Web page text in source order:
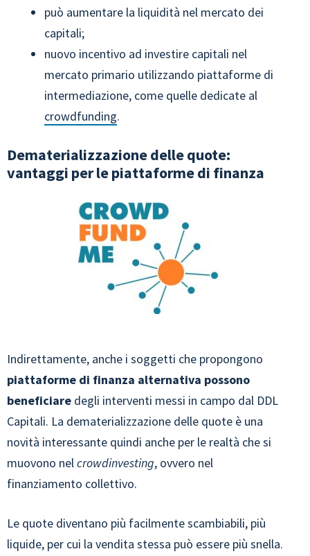
può aumentare la liquidità nel mercato dei
capitali;
nuovo incentivo ad investire capitali nel
mercato primario utilizzando piattaforme di
intermediazione, come quelle dedicate al
crowdfunding.
Dematerializzazione delle quote:
vantaggi per le piattaforme di finanza
Indirettamente, anche i soggetti che propongono
piattaforme di finanza alternativa possono
beneficiare degli interventi messi in campo dal DDL
Capitali. La dematerializzazione delle quote è una
novità interessante quindi anche per le realtà che si
muovono nelcrowdinvesting, ovvero nel
finanziamento collettivo.
Le quote diventano più facilmente scambiabili, più
liquide, per cui la vendita stessa può essere più snella.